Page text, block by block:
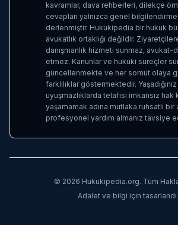
kavramlar, dava rehberleri, dilekçe
cevapları yalnızca genel bilgilendirme
derlenmiştir. Hukukipedia bir hukuk
avukatlık ortaklığı değildir.
danışmanlık hizmeti sunmaz, avukat-
etmez. Kanunlar ve hukuki süreçler
güncellenmekte ve her somut olaya
farklılıklar göstermektedir.
uyuşmazlıklarda telafisi imkansız hak
yaşamamak adına mutlaka ruhsatlı bir
profesyonel yardım almanız tavsiye
© 2026 Hukukipedia.org. Tüm
Adalet ve bilgi için tasarlandı